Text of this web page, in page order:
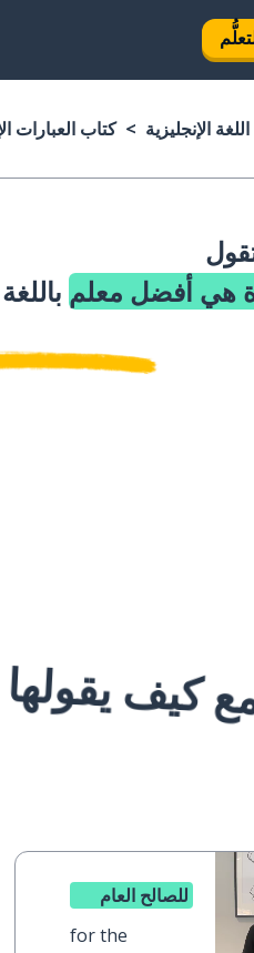
الإنجليزية كتاب العبارات
هي أفضل معلم
كيف
للصالح العام
for the